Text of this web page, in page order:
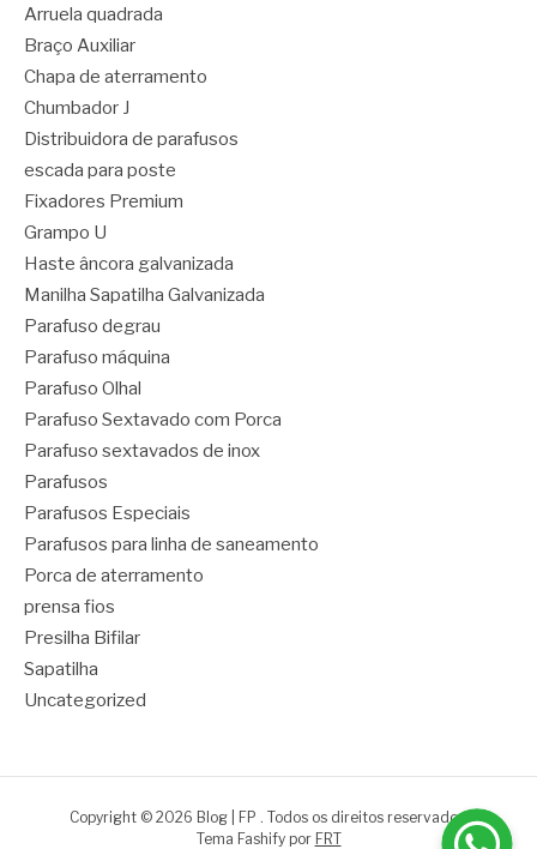
Arruela quadrada
Braço Auxiliar
Chapa de aterramento
Chumbador J
Distribuidora de parafusos
escada para poste
Fixadores Premium
Grampo U
Haste âncora galvanizada
Manilha Sapatilha Galvanizada
Parafuso degrau
Parafuso máquina
Parafuso Olhal
Parafuso Sextavado com Porca
Parafuso sextavados de inox
Parafusos
Parafusos Especiais
Parafusos para linha de saneamento
Porca de aterramento
prensa fios
Presilha Bifilar
Sapatilha
Uncategorized
Copyright © 2026 Blog | FP . Todos os direitos reservados.
Tema Fashify por FRT